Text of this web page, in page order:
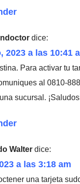
dice:
2023 a las 10:41
Para activar tu
al 0810-
sucursal.
Walter dice:
a las 3:18 am
una tarjeta